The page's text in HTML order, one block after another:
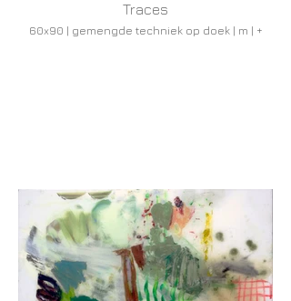
Traces
60x90 | gemengde techniek op doek | m | +